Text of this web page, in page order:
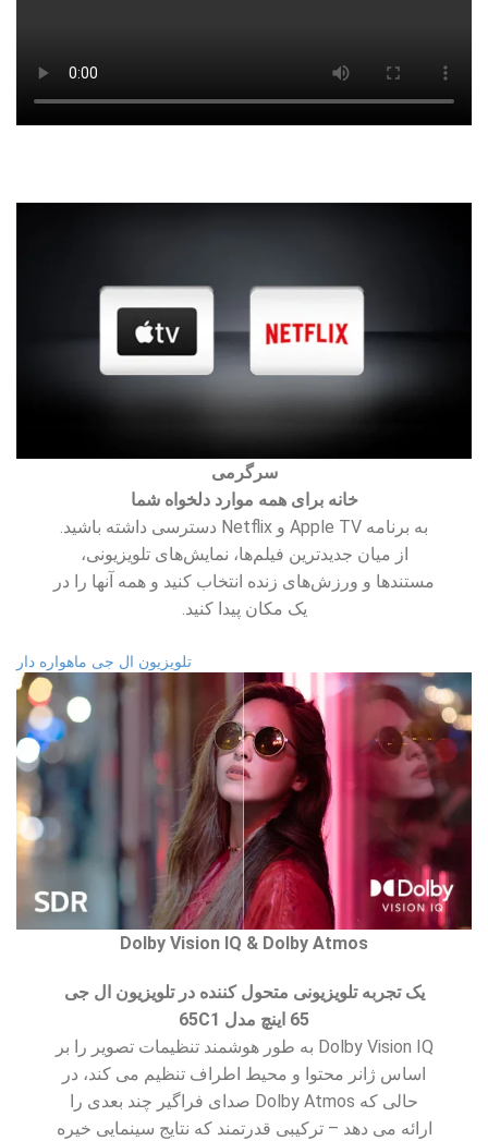
سرگرمی
خانه برای همه موارد دلخواه شما
به برنامه Apple TV و Netflix دسترسی داشته باشید.
از میان جدیدترین فیلم‌ها، نمایش‌های تلویزیونی،
مستندها و ورزش‌های زنده انتخاب کنید و همه آنها را در
یک مکان پیدا کنید.
تلویزیون ال جی ماهواره دار
Dolby Vision IQ & Dolby Atmos
یک تجربه تلویزیونی متحول کننده در تلویزیون ال جی
65 اینچ مدل 65C1
Dolby Vision IQ به طور هوشمند تنظیمات تصویر را بر
اساس ژانر محتوا و محیط اطراف تنظیم می کند، در
حالی که Dolby Atmos صدای فراگیر چند بعدی را
ارائه می دهد – ترکیبی قدرتمند که نتایج سینمایی خیره